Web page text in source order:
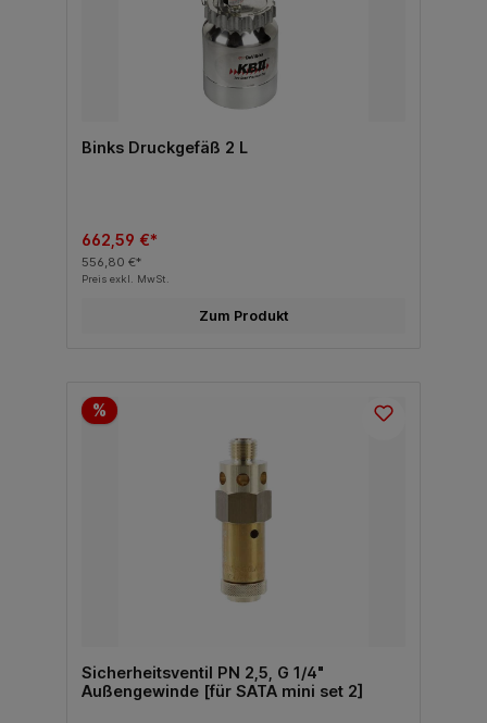
Binks Druckgefäß 2 L
662,59 €*
556,80 €*
Preis exkl. MwSt.
Zum Produkt
%
Sicherheitsventil PN 2,5, G 1/4"
Außengewinde [für SATA mini set 2]